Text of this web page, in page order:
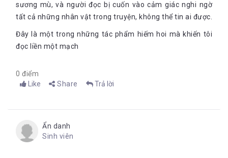
sương mù, và người đọc bị cuốn vào cảm giác nghi ngờ
tất cả những nhân vật trong truyện, không thể tin ai được.
Đây là một trong những tác phẩm hiếm hoi mà khiến tôi
đọc liền một mạch
0 điểm
Like
Share Trả lời
Ẩn danh
Sinh viên